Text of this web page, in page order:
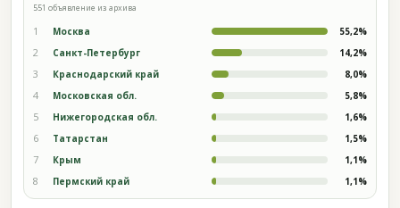
551 объявление из архива
1 Москва 55,2%
2 Санкт-Петербург 14,2%
3 Краснодарский край 8,0%
4 Московская обл. 5,8%
5 Нижегородская обл. 1,6%
6 Татарстан 1,5%
7 Крым 1,1%
8 Пермский край 1,1%